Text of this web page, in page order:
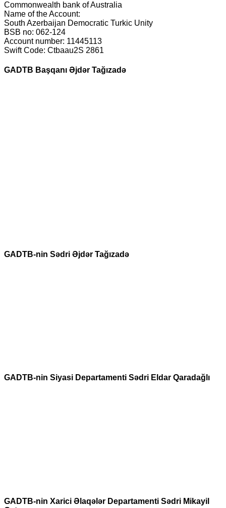
Commonwealth bank of Australia
Name of the Account:
South Azerbaijan Democratic Turkic Unity
BSB no: 062-124
Account number: 11445113
Swift Code: Ctbaau2S 2861
GADTB Başqanı Əjdər Tağızadə
GADTB-nin Sədri Əjdər Tağızadə
GADTB-nin Siyasi Departamenti Sədri Eldar Qaradağlı
GADTB-nin Xarici Əlaqələr Departamenti Sədri Mikayil